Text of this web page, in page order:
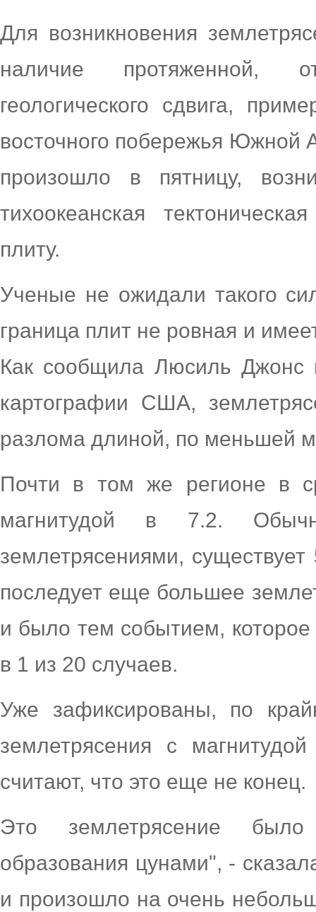
Для возникновения
наличие протяженной,
геологического сдвига,
восточного побережья Южной
произошло в пятницу,
тихоокеанская
плиту.
Ученые не ожидали такого
граница плит не ровная и
Как сообщила Люсиль Джонс
картографии США,
разлома длиной, по меньшей
Почти в том же регионе в
магнитудой в 7.2.
землетрясениями,
последует еще большее
и было тем событием, которое
в 1 из 20 случаев.
Уже зафиксированы, по
землетрясения с
считают, что это еще не конец.
Это землетрясение
образования цунами", -
и произошло на очень